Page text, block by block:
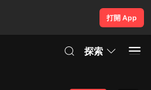
打開 App
探索